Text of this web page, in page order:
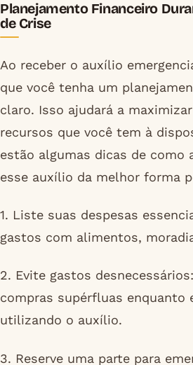
Planejamento Financeiro
de Crise
Ao receber o auxílio
que você tenha um
claro. Isso ajudará a
recursos que você tem à
estão algumas dicas de como
esse auxílio da melhor forma
1. Liste suas despesas
gastos com alimentos,
2. Evite gastos
compras supérfluas enquanto
utilizando o auxílio.
3. Reserve uma parte para